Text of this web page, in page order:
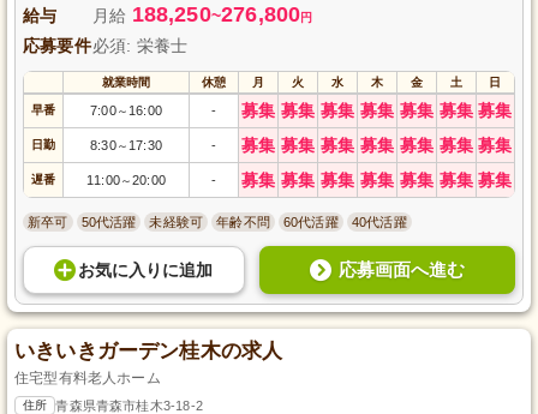
給与 月給 188,250~276,800円
応募要件必須: 栄養士
就業時間 休憩 月 火 水 木 金 土 日
早番 7:00～ 16:00 - 募集 募集 募集 募集 募集 募集 募集
日勤 8:30～ 17:30 - 募集 募集 募集 募集 募集 募集 募集
遅番 11:00～20:00 - 募集 募集 募集 募集 募集 募集 募集
新卒可 50代活躍 未経験可 年齢不問 60代活躍 40代活躍
お気に入り に追加 応募画面へ進む
いきいきガーデン桂木の求人
住宅型有料老人ホーム
住所 青森県青森市桂木3-18-2